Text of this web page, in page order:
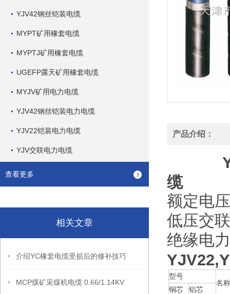
YJV42钢丝铠装电缆
MYPT矿用橡套电缆
MYPTJ矿用橡套电缆
UGEFP露天矿用橡套电缆
MYJV矿用电力电缆
YJV42钢丝铠装电力电缆
YJV22铠装电力电缆
YJV交联电力电缆
查看更多
相关文章
介绍YC橡套电缆受损后的修补技巧
MCP煤矿采煤机电缆 0.66/1.14KV
产品介绍：
缆
额定电
低压交
绝缘电
型号
名
铜芯
铝芯